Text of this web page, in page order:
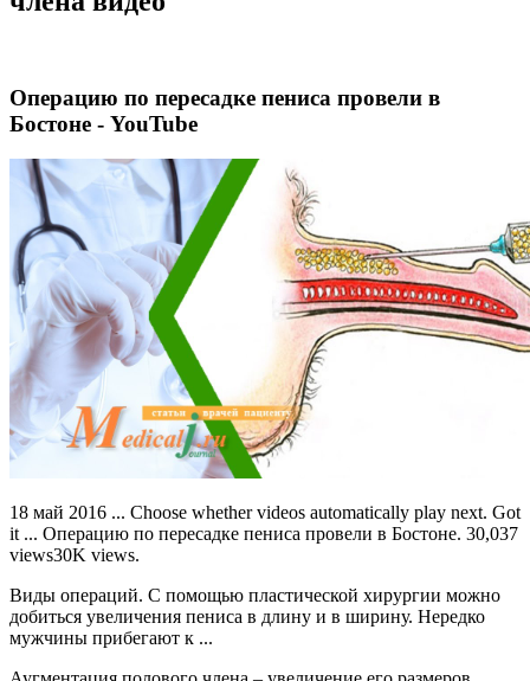
Операцию по пересадке пениса провели в
Бостоне - YouTube
18 май 2016 ... Choose whether videos automatically play next. Got
it ... Операцию по пересадке пениса провели в Бостоне. 30,037
views30K views.
Виды операций. С помощью пластической хирургии можно
добиться увеличения пениса в длину и в ширину. Нередко
мужчины прибегают к ...